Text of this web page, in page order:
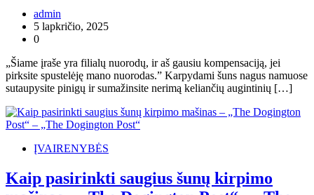
admin
5 lapkričio, 2025
0
„Šiame įraše yra filialų nuorodų, ir aš gausiu kompensaciją, jei
pirksite spustelėję mano nuorodas.” Karpydami šuns nagus namuose
sutaupysite pinigų ir sumažinsite nerimą keliančių augintinių […]
ĮVAIRENYBĖS
Kaip pasirinkti saugius šunų kirpimo